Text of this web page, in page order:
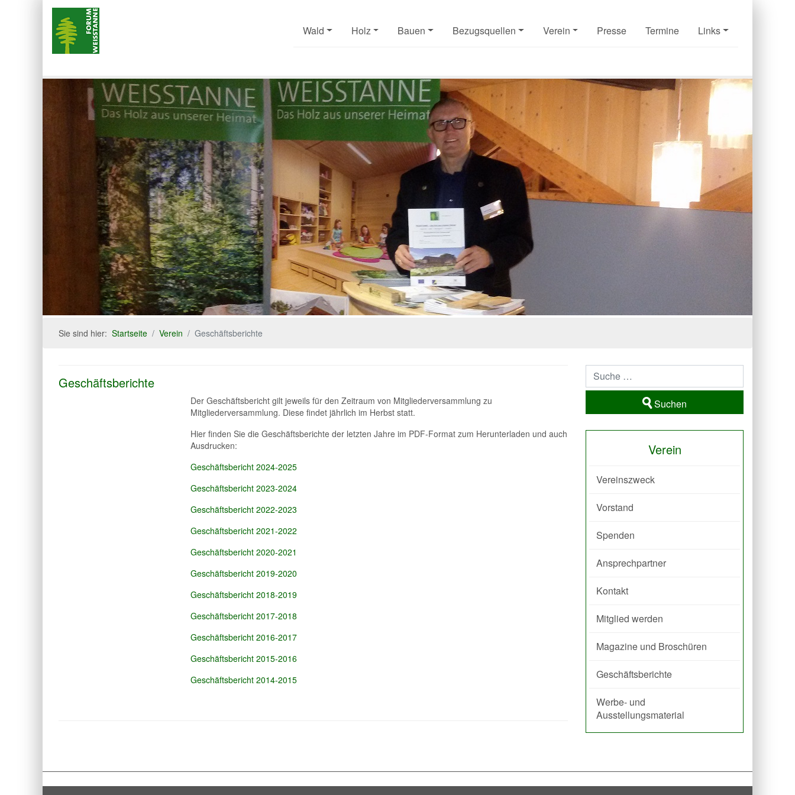
Wald Holz Bauen Bezugsquellen Verein Presse Termine Links
Sie sind hier:Startseite Verein Geschäftsberichte
Geschäftsberichte
Der Geschäftsbericht gilt jeweils für den Zeitraum von Mitgliederversammlung zu
Mitgliederversammlung. Diese findet jährlich im Herbst statt.
Hier finden Sie die Geschäftsberichte der letzten Jahre im PDF-Format zum Herunterladen und auch
Ausdrucken:
Geschäftsbericht 2024-2025
Geschäftsbericht 2023-2024
Geschäftsbericht 2022-2023
Geschäftsbericht 2021-2022
Geschäftsbericht 2020-2021
Geschäftsbericht 2019-2020
Geschäftsbericht 2018-2019
Geschäftsbericht 2017-2018
Geschäftsbericht 2016-2017
Geschäftsbericht 2015-2016
Geschäftsbericht 2014-2015
Suchen
Verein
Vereinszweck
Vorstand
Spenden
Ansprechpartner
Kontakt
Mitglied werden
Magazine und Broschüren
Geschäftsberichte
Werbe- und
Ausstellungsmaterial